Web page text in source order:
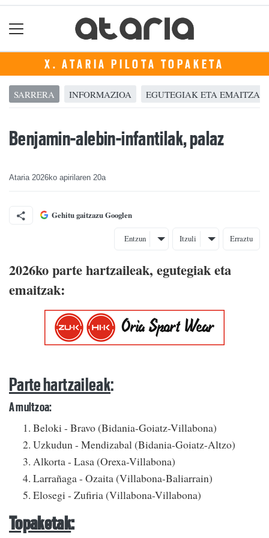
X. ATARIA PILOTA TOPAKETA
SARRERA INFORMAZIOA EGUTEGIAK ETA EMAITZAK
Benjamin-alebin-infantilak, palaz
Ataria 2026ko apirilaren 20a
Gehitu gaitzazu Googlen
Entzun Itzuli Erraztu
2026ko parte hartzaileak, egutegiak eta
emaitzak:
Parte hartzaileak:
A multzoa:
Beloki - Bravo (Bidania-Goiatz-Villabona)
Uzkudun - Mendizabal (Bidania-Goiatz-Altzo)
Alkorta - Lasa (Orexa-Villabona)
Larrañaga - Ozaita (Villabona-Baliarrain)
Elosegi - Zufiria (Villabona-Villabona)
Topaketak: